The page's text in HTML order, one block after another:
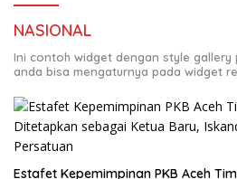
NASIONAL
Ini contoh widget dengan style
anda bisa mengaturnya pada widget
Estafet Kepemimpinan PKB Aceh